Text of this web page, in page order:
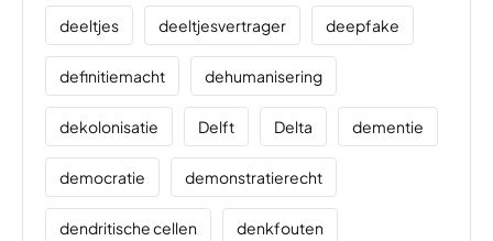
deeltjes deeltjesvertrager deepfake
definitiemacht dehumanisering
dekolonisatie Delft Delta dementie
democratie demonstratierecht
dendritische cellen denkfouten